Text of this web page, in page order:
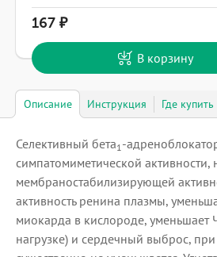
167
В корзину
Описание Инструкция Где купить
Селективный бета1 -
симпатомиметической активности,
мембраностабилизирующей
активность ренина плазмы,
миокарда в кислороде, уменьшает
нагрузке) и сердечный выброс,